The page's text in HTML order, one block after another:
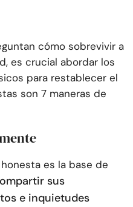
cómo sobrevivir a
es crucial abordar los
para restablecer el
son 7 maneras de
es la base de
sus
e inquietudes